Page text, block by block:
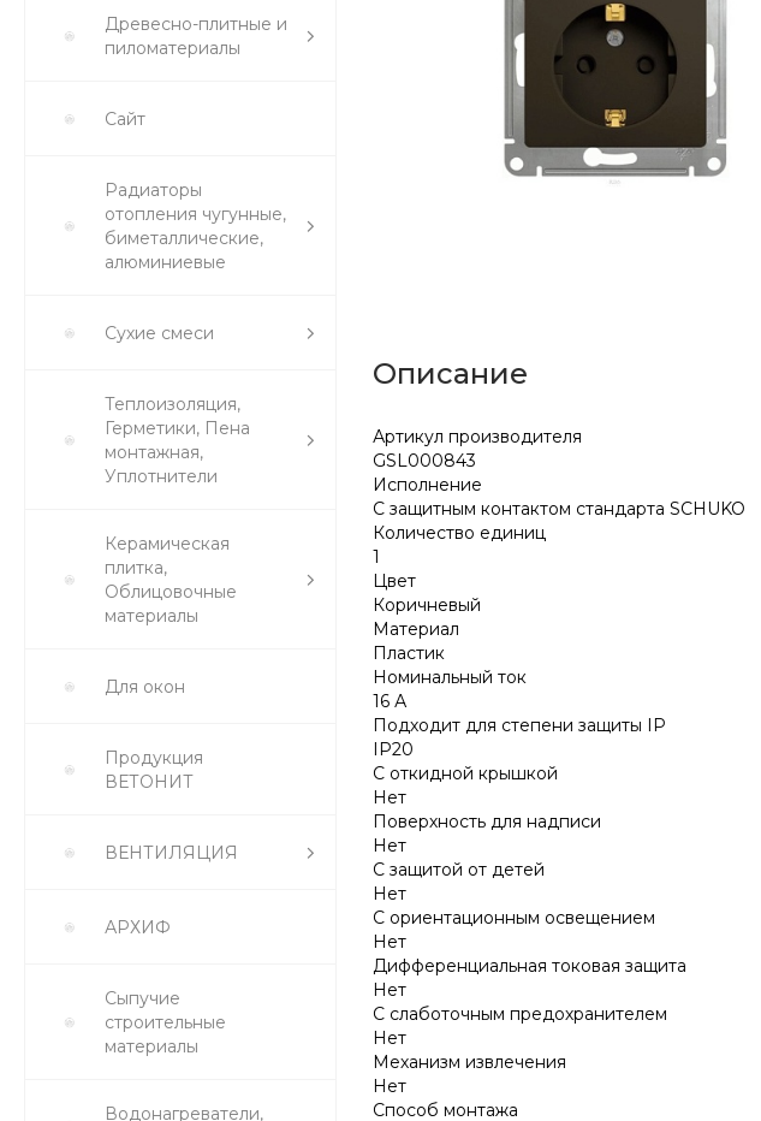
Древесно-плитные и
пиломатериалы
Сайт
Радиаторы
отопления чугунные,
биметаллические,
алюминиевые
Сухие смеси
Теплоизоляция,
Герметики, Пена
монтажная,
Уплотнители
Керамическая
плитка,
Облицовочные
материалы
Для окон
Продукция
ВЕТОНИТ
ВЕНТИЛЯЦИЯ
АРХИФ
Сыпучие
строительные
материалы
Водонагреватели,
Описание
Артикул производителя
GSL000843
Исполнение
С защитным контактом стандарта SCHUKO
Количество единиц
1
Цвет
Коричневый
Материал
Пластик
Номинальный ток
16 А
Подходит для степени защиты IP
IP20
С откидной крышкой
Нет
Поверхность для надписи
Нет
С защитой от детей
Нет
С ориентационным освещением
Нет
Дифференциальная токовая защита
Нет
С слаботочным предохранителем
Нет
Механизм извлечения
Нет
Способ монтажа